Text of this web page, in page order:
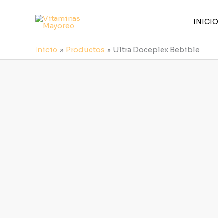
INICIO
Inicio Productos
Ultra Doceplex Bebible